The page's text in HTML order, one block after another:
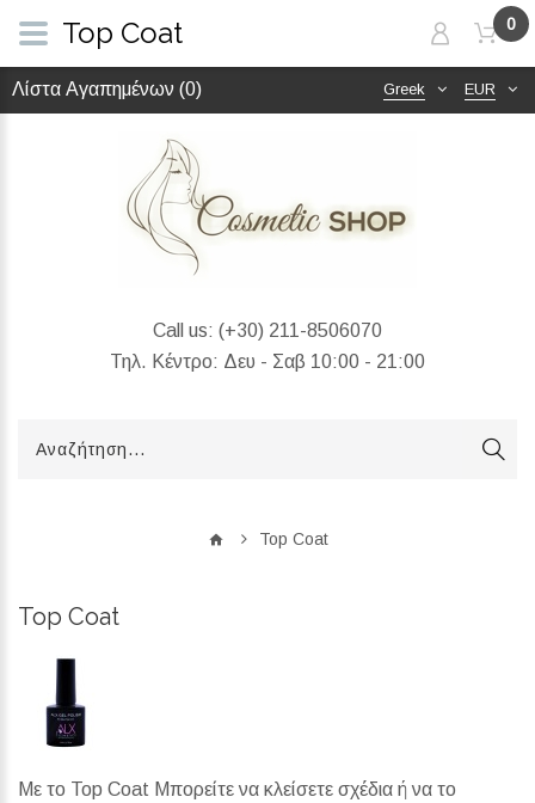
EUR
Greek
Call us: (+30) 211-8506070
Τηλ. Κέντρο: Δευ - Σαβ 10:00 - 21:00
0
Λίστα Αγαπημένων (0)
Top Coat
Top Coat
Με το Top Coat Μπορείτε να κλείσετε σχέδια ή να το
Top Coat